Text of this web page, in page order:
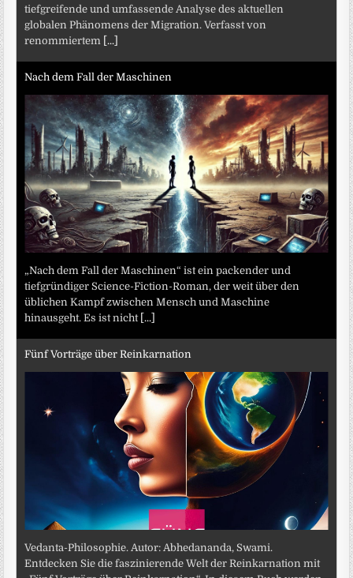
tiefgreifende und umfassende Analyse des aktuellen
globalen Phänomens der Migration. Verfasst von
renommiertem
[...]
Nach dem Fall der Maschinen
„Nach dem Fall der Maschinen“ ist ein packender und
tiefgründiger Science-Fiction-Roman, der weit über den
üblichen Kampf zwischen Mensch und Maschine
hinausgeht. Es ist nicht [...]
Fünf Vorträge über Reinkarnation
Vedanta-Philosophie. Autor: Abhedananda, Swami.
Entdecken Sie die faszinierende Welt der Reinkarnation mit